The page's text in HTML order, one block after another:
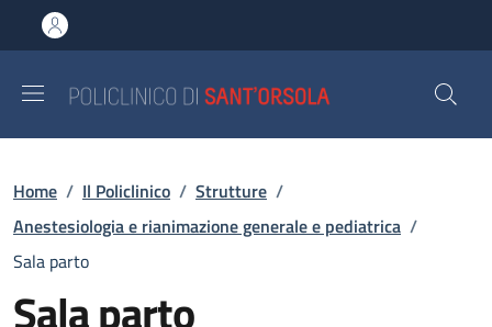
al contenuto principale
to footer content
Briciole di pane
Home / Il Policlinico / Strutture /
Anestesiologia e rianimazione generale e pediatrica /
Sala parto
Sala parto